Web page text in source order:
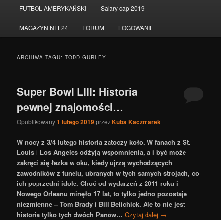
do
tekstu
do
widgetów
FUTBOL AMERYKAŃSKI Salary cap 2019
MAGAZYN NFL24 FORUM LOGOWANIE
ARCHIWA TAGU:TODD GURLEY
Super Bowl LIII: Historia
pewnej znajomości…
Opublikowany1 lutego 2019przezKuba Kaczmarek
W nocy z 3/4 lutego historia zatoczy koło. W fanach z St.
Louis i Los Angeles odżyją wspomnienia, a i być może
zakręci się łezka w oku, kiedy ujrzą wychodzących
zawodników z tunelu, ubranych w tych samych strojach, co
ich poprzedni idole. Choć od wydarzeń z 2011 roku i
Nowego Orleanu minęło 17 lat, to tylko jedno pozostaje
niezmienne – Tom Brady i Bill Belichick. Ale to nie jest
historia tylko tych dwóch Panów… Czytaj dalej →